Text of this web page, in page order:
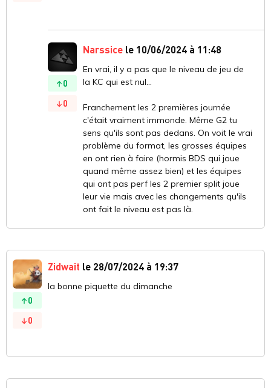
0
0
Narssice le 10/06/2024 à 11:48
En vrai, il y a pas que le niveau de jeu de
la KC qui est nul...
Franchement les 2 premières journée
c'était vraiment immonde. Même G2 tu
sens qu'ils sont pas dedans. On voit le vrai
problème du format, les grosses équipes
en ont rien à faire (hormis BDS qui joue
quand même assez bien) et les équipes
qui ont pas perf les 2 premier split joue
leur vie mais avec les changements qu'ils
ont fait le niveau est pas là.
0
0
Zidwait le 28/07/2024 à 19:37
la bonne piquette du dimanche